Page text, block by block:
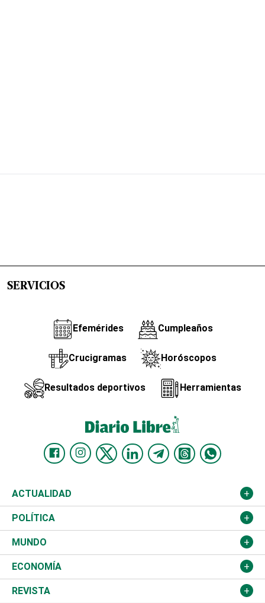
SERVICIOS
Efemérides Cumpleaños
Crucigramas Horóscopos
Resultados deportivos Herramientas
ACTUALIDAD
Nacional
Ciudad
Educación
Salud
POLÍTICA
Partidos
JCE
TSE
MUNDO
Estados Unidos
América Latina
ECONOMÍA
Finanzas
REVISTA